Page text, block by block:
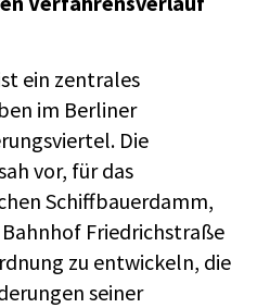
ein zentrales
im Berliner
Die
vor, für das
Schiffbauerdamm,
Friedrichstraße
zu entwickeln, die
seiner